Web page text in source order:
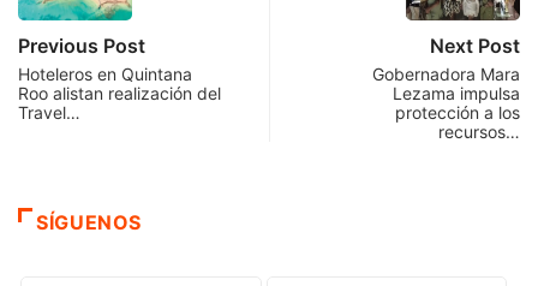
Previous Post
Hoteleros en Quintana
Roo alistan realización del
Travel…
Next Post
Gobernadora Mara
Lezama impulsa
protección a los
recursos…
SÍGUENOS